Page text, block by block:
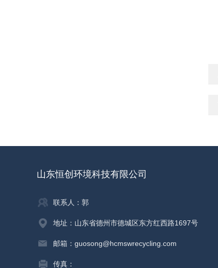
山东恒创环境科技有限公司
联系人：郭
地址：山东省德州市德城区东方红西路1697号
邮箱：guosong@hcmswrecycling.com
传真：